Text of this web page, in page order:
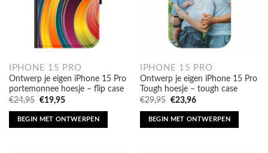
IPHONE 15 PRO
Ontwerp je eigen iPhone 15 Pro
portemonnee hoesje – flip case
€24,95 Oorspronkelijke
was:
€24,95.
€19,95Huidige
is:
€19,95.
BEGIN MET ONTWERPEN
IPHONE 15 PRO
Ontwerp je eigen iPhone 15 Pro
Tough hoesje – tough case
€29,95 Oorspronkelijke
was:
€29,95.
€23,96Huidige
is:
€23,96.
BEGIN MET ONTWERPEN